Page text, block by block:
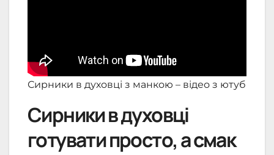
Сирники в духовці з манкою – відео з ютуб
Сирники в духовці
готувати просто, а смак